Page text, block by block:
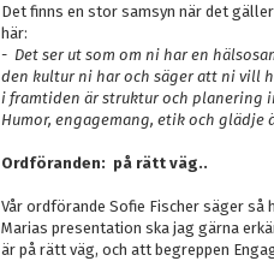
Det finns en stor samsyn när det
här:
- Det ser ut som om ni har en
den kultur ni har och säger att ni vill
i framtiden är struktur och planering
Humor, engagemang, etik och
Ordföranden: på rätt väg..
Vår ordförande Sofie Fischer säger
Marias presentation ska jag gärna
är på rätt väg, och att begreppen